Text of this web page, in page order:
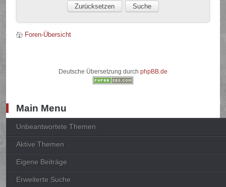
Foren-Übersicht
Deutsche Übersetzung durch phpBB.de
Main Menu
Unbeantwortete Themen
Aktive Themen
Eigene Beiträge
Erweiterte Suche